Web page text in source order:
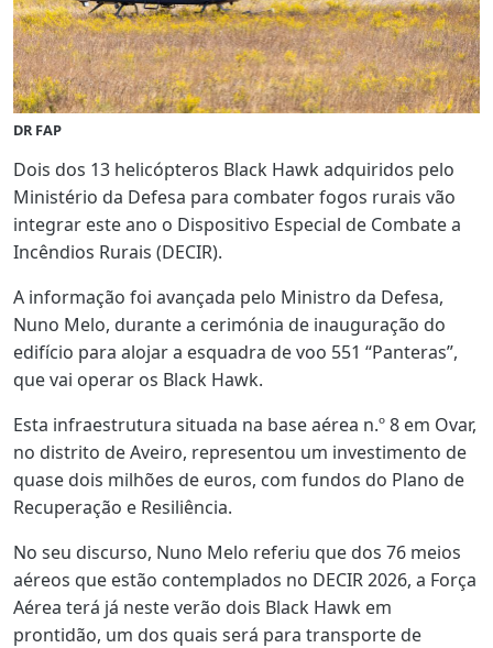
DR FAP
Dois dos 13 helicópteros Black Hawk adquiridos pelo
Ministério da Defesa para combater fogos rurais vão
integrar este ano o Dispositivo Especial de Combate a
Incêndios Rurais (DECIR).
A informação foi avançada pelo Ministro da Defesa,
Nuno Melo, durante a cerimónia de inauguração do
edifício para alojar a esquadra de voo 551 “Panteras”,
que vai operar os Black Hawk.
Esta infraestrutura situada na base aérea n.º 8 em Ovar,
no distrito de Aveiro, representou um investimento de
quase dois milhões de euros, com fundos do Plano de
Recuperação e Resiliência.
No seu discurso, Nuno Melo referiu que dos 76 meios
aéreos que estão contemplados no DECIR 2026, a Força
Aérea terá já neste verão dois Black Hawk em
prontidão, um dos quais será para transporte de